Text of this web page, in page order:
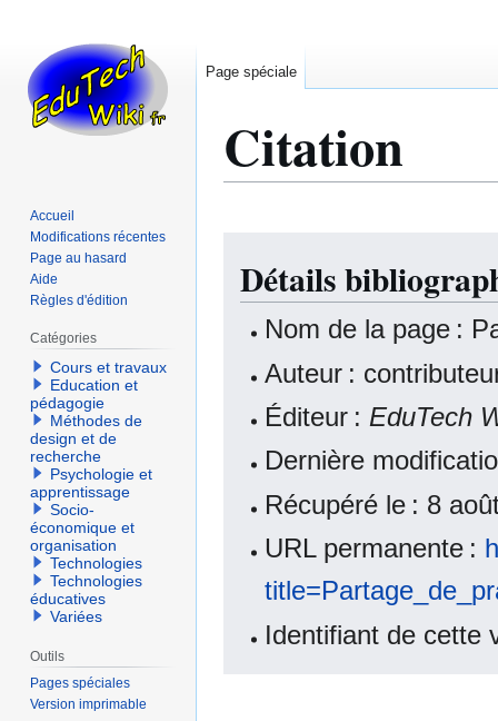
Citation
navigation
recherche
Détails
Nom de la page :
Auteur :
Éditeur : EduTech
Dernière
Récupéré le : 8
URL permanente :
Identifiant de cette
Page spéciale
Accueil
Modifications récentes
Page au hasard
Aide
Règles d'édition
Catégories
Cours et travaux
Education et
pédagogie
Méthodes de
design et de
recherche
Psychologie et
apprentissage
Socio-
économique et
organisation
Technologies
Technologies
éducatives
Variées
Outils
Pages spéciales
Version imprimable